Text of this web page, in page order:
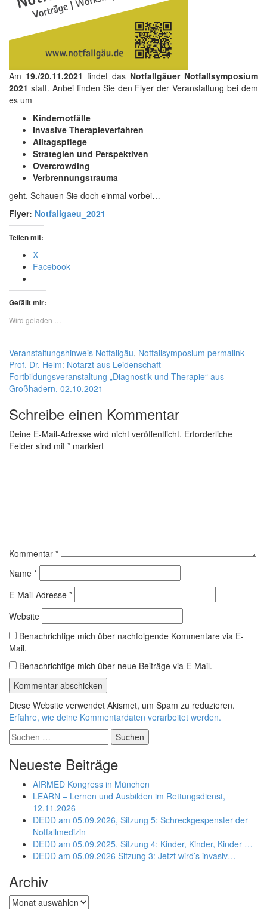
Am 19./20.11.2021 findet das Notfallgäuer Notfallsymposium
2021 statt. Anbei finden Sie den Flyer der Veranstaltung bei dem
es um
Kindernotfälle
Invasive Therapieverfahren
Alltagspflege
Strategien und Perspektiven
Overcrowding
Verbrennungstrauma
geht. Schauen Sie doch einmal vorbei…
Flyer: Notfallgaeu_2021
Teilen mit:
X
Facebook
Gefällt mir:
Wird geladen …
Veranstaltungshinweis Notfallgäu, Notfallsymposium permalink
Prof. Dr. Helm: Notarzt aus Leidenschaft
Fortbildungsveranstaltung „Diagnostik und Therapie“ aus
Großhadern, 02.10.2021
Schreibe einen Kommentar
Deine E-Mail-Adresse wird nicht veröffentlicht. Erforderliche
Felder sind mit * markiert
Kommentar *
Name *
E-Mail-Adresse *
Website
Benachrichtige mich über nachfolgende Kommentare via E-
Mail.
Benachrichtige mich über neue Beiträge via E-Mail.
Diese Website verwendet Akismet, um Spam zu reduzieren.
Erfahre, wie deine Kommentardaten verarbeitet werden.
Suchen
nach:
Neueste Beiträge
AIRMED Kongress in München
LEARN – Lernen und Ausbilden im Rettungsdienst,
12.11.2026
DEDD am 05.09.2026, Sitzung 5: Schreckgespenster der
Notfallmedizin
DEDD am 05.09.2025, Sitzung 4: Kinder, Kinder, Kinder …
DEDD am 05.09.2026 Sitzung 3: Jetzt wird’s invasiv…
Archiv
Archiv